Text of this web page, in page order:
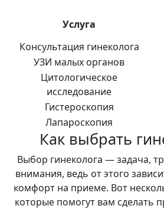
Услуга
Консультация гинеколога
УЗИ малых органов
Цитологическое
исследование
Гистероскопия
Лапароскопия
Как выбрать
Выбор гинеколога — задача,
внимания, ведь от этого
комфорт на приеме. Вот
которые помогут вам сделать